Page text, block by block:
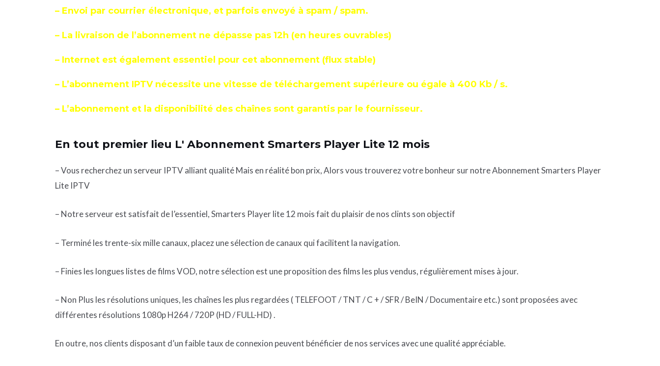
– Envoi par courrier électronique, et parfois envoyé à spam / spam.
– La livraison de l’abonnement ne dépasse pas 12h (en heures ouvrables)
– Internet est également essentiel pour cet abonnement (flux stable)
– L’abonnement IPTV nécessite une vitesse de téléchargement supérieure ou égale à 400 Kb / s.
– L’abonnement et la disponibilité des chaînes sont garantis par le fournisseur.
En tout premier lieu L' Abonnement Smarters Player Lite 12 mois
– Vous recherchez un serveur IPTV alliant qualité Mais en réalité bon prix, Alors vous trouverez votre bonheur sur notre Abonnement Smarters Player
Lite IPTV
– Notre serveur est satisfait de l’essentiel, Smarters Player lite 12 mois fait du plaisir de nos clints son objectif
– Terminé les trente-six mille canaux, placez une sélection de canaux qui facilitent la navigation.
– Finies les longues listes de films VOD, notre sélection est une proposition des films les plus vendus, régulièrement mises à jour.
– Non Plus les résolutions uniques, les chaînes les plus regardées ( TELEFOOT / TNT / C + / SFR / BeIN / Documentaire etc.) sont proposées avec
différentes résolutions 1080p H264 / 720P (HD / FULL-HD) .
En outre, nos clients disposant d’un faible taux de connexion peuvent bénéficier de nos services avec une qualité appréciable.